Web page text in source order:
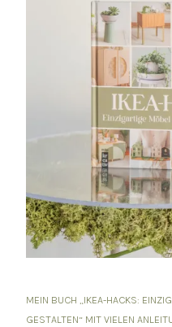
MEIN BUCH „IKEA-HACKS:
GESTALTEN“ MIT VIELEN